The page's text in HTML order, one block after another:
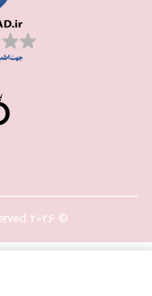
© 2026 Pandora-Iran.ir Inc. All rights reserved